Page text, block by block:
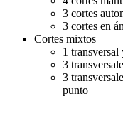
3 cortes
3 cortes en
Cortes mixtos
1
3
3
punto